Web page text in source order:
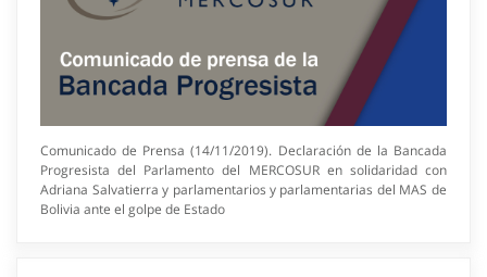
Comunicado de Prensa (14/11/2019). Declaración de la Bancada
Progresista del Parlamento del MERCOSUR en solidaridad con
Adriana Salvatierra y parlamentarios y parlamentarias del MAS de
Bolivia ante el golpe de Estado